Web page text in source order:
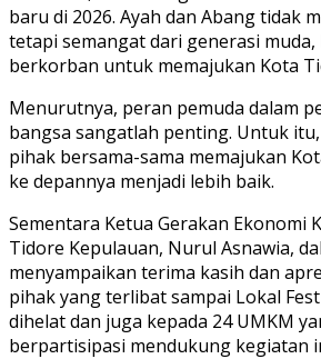
baru di 2026. Ayah dan Abang tidak
tetapi semangat dari generasi muda,
berkorban untuk memajukan Kota
Menurutnya, peran pemuda dalam
bangsa sangatlah penting. Untuk
pihak bersama-sama memajukan
ke depannya menjadi lebih baik.
Sementara Ketua Gerakan Ekonomi
Tidore Kepulauan, Nurul Asnawia,
menyampaikan terima kasih dan
pihak yang terlibat sampai Lokal
dihelat dan juga kepada 24 UMKM
berpartisipasi mendukung kegiatan